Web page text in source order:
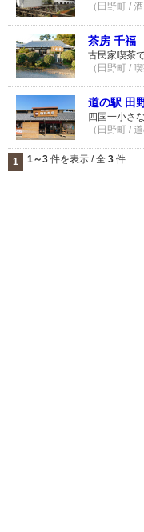
（田野町 /
茶房 千福
古民家喫茶
（田野町 /
道の駅 田
四国一小さ
（田野町 /
1 1～3 件を表示 / 全 3 件